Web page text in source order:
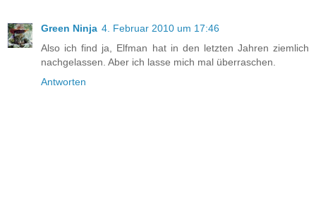
Green Ninja 4. Februar 2010 um 17:46
Also ich find ja, Elfman hat in den letzten Jahren ziemlich
nachgelassen. Aber ich lasse mich mal überraschen.
Antworten